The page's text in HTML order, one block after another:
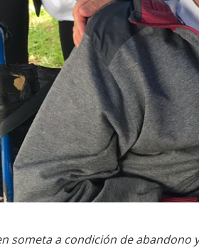
someta a condición de